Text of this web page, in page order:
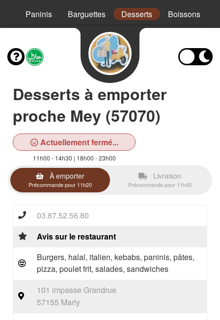
Paninis Barguettes Desserts Boissons
Desserts à emporter
proche Mey (57070)
Actuellement fermé...
11h00 - 14h30 | 18h00 - 23h00
À emporter
Précommande pour 11h20
Livraison
Précommande pour 11h45
03.87.52.56.80
Avis sur le restaurant
Burgers, halal, italien, kebabs, paninis, pâtes,
pizza, poulet frit, salades, sandwiches
101 impasse Grandrue
57155 Marly